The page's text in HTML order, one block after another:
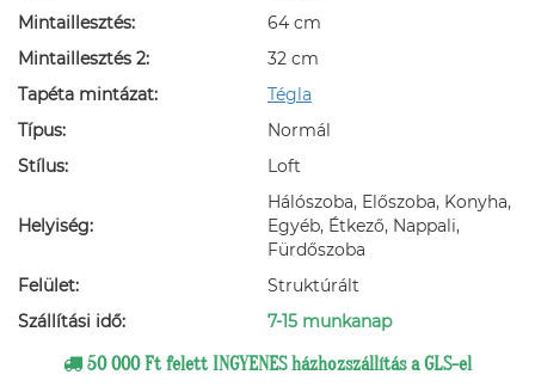
Mintaillesztés:
64 cm
Mintaillesztés 2:
32 cm
Tapéta mintázat:
Tégla
Típus:
Normál
Stílus:
Loft
Helyiség:
Hálószoba, Előszoba, Konyha,
Egyéb, Étkező, Nappali,
Fürdőszoba
Felület:
Struktúrált
Szállítási idő:
7-15 munkanap
50 000 Ft felett INGYENES házhozszállítás a GLS-el